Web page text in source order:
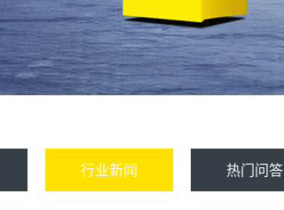
行业新闻 热门问答